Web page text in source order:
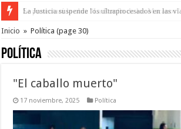
Se presentará la obra “La Runfla de los Macanos”
Inicio » Política (page 30)
Política
"El caballo muerto"
17 noviembre, 2025 Política